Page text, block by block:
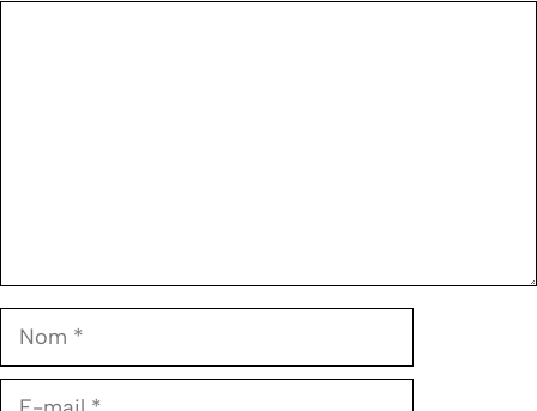
Nom
E-